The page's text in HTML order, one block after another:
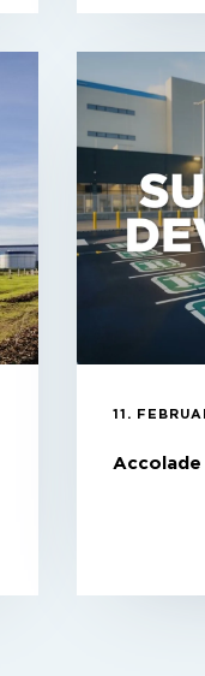
11.